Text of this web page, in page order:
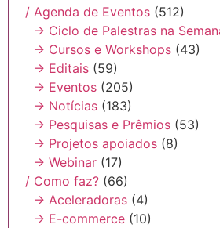
/ Agenda de Eventos (512)
→ Ciclo de Palestras na
→ Cursos e Workshops (43)
→ Editais (59)
→ Eventos (205)
→ Notícias (183)
→ Pesquisas e Prêmios (53)
→ Projetos apoiados (8)
→ Webinar (17)
/ Como faz? (66)
→ Aceleradoras (4)
→ E-commerce (10)